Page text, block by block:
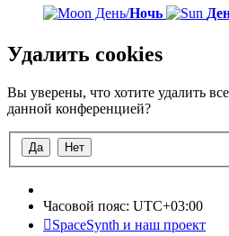
День/Ночь
Удалить cookies
Вы уверены, что хотите удалить
данной конференцией?
Часовой пояс: UTC+03:00
SpaceSynth и наш проект